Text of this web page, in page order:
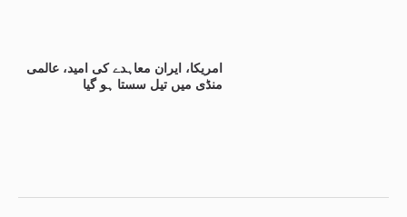
امریکا، ایران معاہدے کی امید، عالمی
منڈی میں تیل سستا ہو گیا